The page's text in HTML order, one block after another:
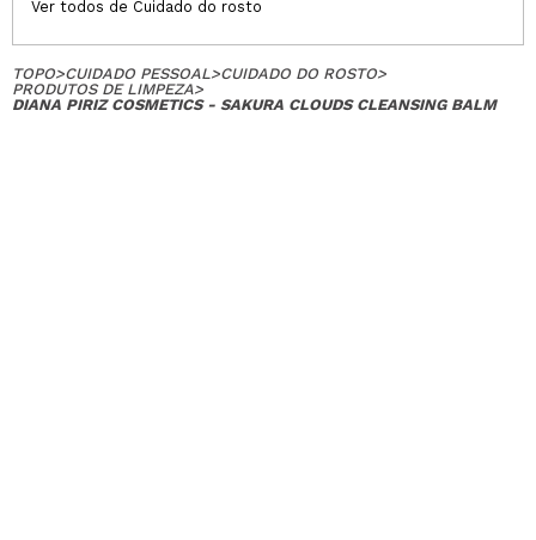
Ver todos de Cuidado do rosto
TOPO>CUIDADO PESSOAL>CUIDADO DO ROSTO>
PRODUTOS DE LIMPEZA>
DIANA PIRIZ COSMETICS - SAKURA CLOUDS CLEANSING BALM